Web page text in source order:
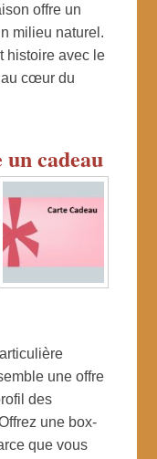
offre un
milieu naturel.
histoire avec le
au cœur du
cadeau
une offre
des
une box-
que vous